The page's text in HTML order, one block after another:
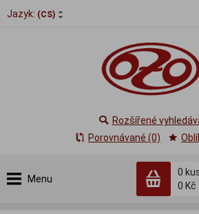
Jazyk: (CS)
Menu
0
0 Kč
Rozšířené
Porovnávané (0)